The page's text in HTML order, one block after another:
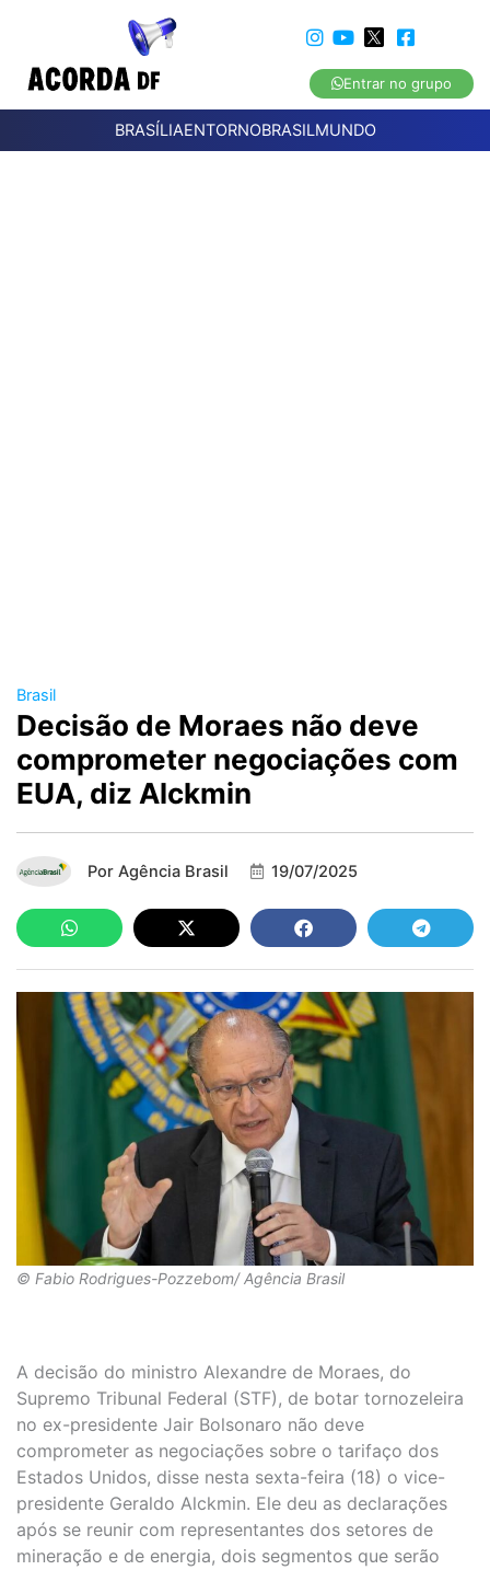
Entrar no grupo
BRASÍLIAENTORNOBRASILMUNDO
Brasil
Decisão de Moraes não deve
comprometer negociações com
EUA, diz Alckmin
Por Agência Brasil 19/07/2025
© Fabio Rodrigues-Pozzebom/ Agência Brasil
A decisão do ministro Alexandre de Moraes, do
Supremo Tribunal Federal (STF), de botar tornozeleira
no ex-presidente Jair Bolsonaro não deve
comprometer as negociações sobre o tarifaço dos
Estados Unidos, disse nesta sexta-feira (18) o vice-
presidente Geraldo Alckmin. Ele deu as declarações
após se reunir com representantes dos setores de
mineração e de energia, dois segmentos que serão